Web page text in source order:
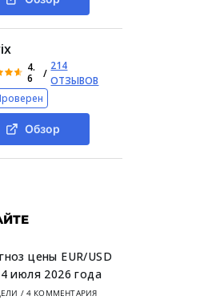
4.
6
/
214
ОТЗЫВОВ
Обзор
цены EUR/USD
июля 2026 года
/ 4 КОММЕНТАРИЯ